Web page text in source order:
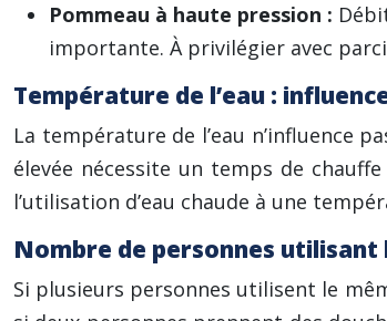
Pommeau à haute pression :
importante. À privilégier avec
Température de l’eau :
La température de l’eau n’influence
élevée nécessite un temps de
l’utilisation d’eau chaude à une
Nombre de personnes
Si plusieurs personnes utilisent le